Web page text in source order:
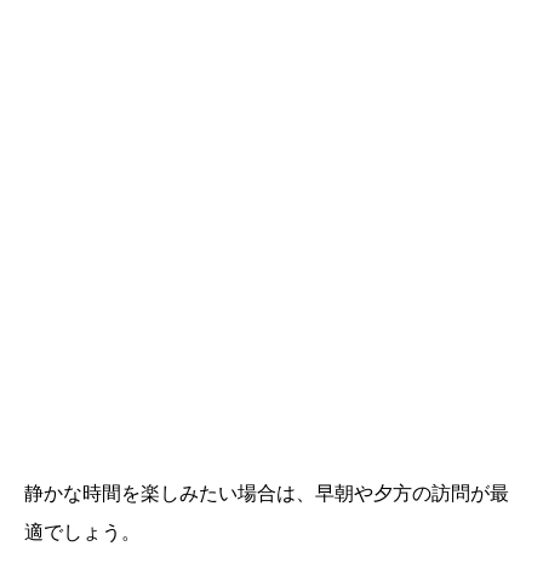
静かな時間を楽しみたい場合は、早朝や夕方の訪問が最
適でしょう。